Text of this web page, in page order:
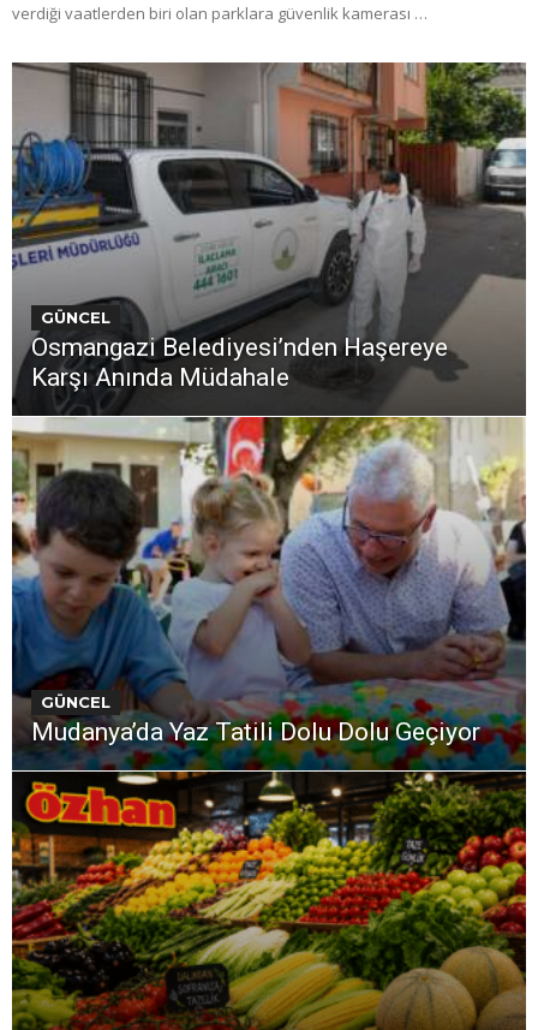
verdiği vaatlerden biri olan parklara güvenlik kamerası …
GÜNCEL
Osmangazi Belediyesi’nden Haşereye
Karşı Anında Müdahale
GÜNCEL
Mudanya’da Yaz Tatili Dolu Dolu Geçiyor